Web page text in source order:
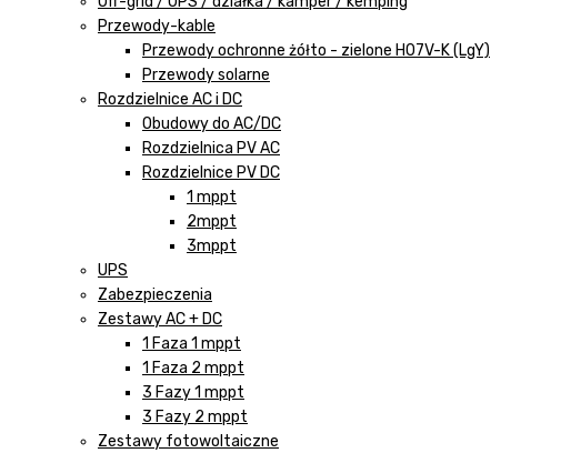
Przewody-kable
Przewody ochronne żółto - zielone H07V-K (LgY)
Przewody solarne
Rozdzielnice AC i DC
Obudowy do AC/DC
Rozdzielnica PV AC
Rozdzielnice PV DC
1 mppt
2mppt
3mppt
UPS
Zabezpieczenia
Zestawy AC + DC
1 Faza 1 mppt
1 Faza 2 mppt
3 Fazy 1 mppt
3 Fazy 2 mppt
Zestawy fotowoltaiczne